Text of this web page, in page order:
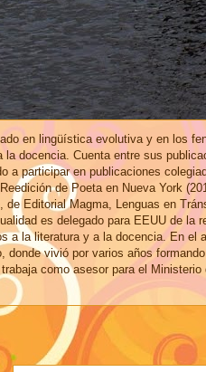
en lingüística evolutiva y en los
docencia. Cuenta entre sus
a participar en publicaciones
de Poeta en Nueva York
Editorial Magma, Lenguas en
es delegado para EEUU de la
a la literatura y a la docencia. En el
donde vivió por varios años
como asesor para el Ministerio